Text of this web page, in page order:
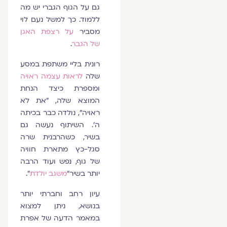
גם על הגוף הגברי יש מה
ללמוד. כך למשל נעם לוי
מסביר על רצפת האגן
של הגבר.
רונית בליי משתפת במסע
שלהלראות עצמה ראויה
ומספרת כיצד הנחת
המוצא שלה, "את לא
ראויה", נולדה כבר בכיתה
ה'. השיתוף נעשה גם
בשיר, כשהרבנית שרה
סגל-כץ מתארת חוויה
של גוף, נפש ועוד הרבה
יותר בשיר"משגב יולדת".
עיון רחב וחברתי יותר
בנושא, ניתן למצוא
במאמר הדעה של אפרת